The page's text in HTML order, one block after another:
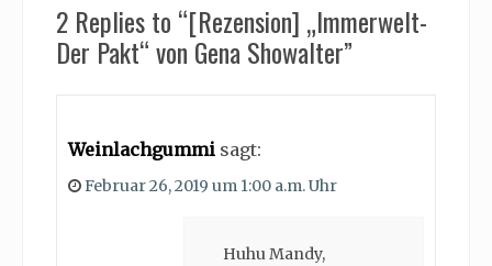
2 Replies to “[Rezension] „Immerwelt-
Der Pakt“ von Gena Showalter”
Weinlachgummi sagt:
Februar 26, 2019 um 1:00 a.m. Uhr
Huhu Mandy,